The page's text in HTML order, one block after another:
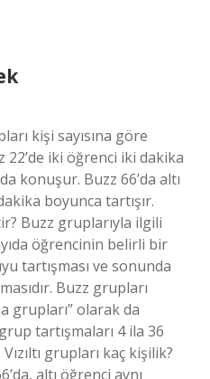
kişi sayısına göre
22’de iki öğrenci iki dakika
konuşur. Buzz 66’da altı
boyunca tartışır.
Buzz gruplarıyla ilgili
öğrencinin belirli bir
tartışması ve sonunda
Buzz grupları
grupları” olarak da
tartışmaları 4 ila 36
grupları kaç kişilik?
altı öğrenci aynı